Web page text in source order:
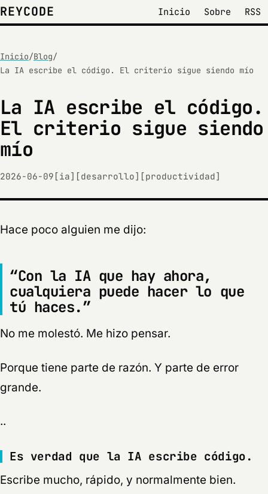
REYCODE Inicio Sobre RSS
Inicio/Blog/
La IA escribe el código. El criterio sigue siendo mío
La IA escribe el código.
El criterio sigue siendo
mío
2026-06-09 [ia] [desarrollo] [productividad]
Hace poco alguien me dijo:
“Con la IA que hay ahora,
cualquiera puede hacer lo que
tú haces.”
No me molestó. Me hizo pensar.
Porque tiene parte de razón. Y parte de error
grande.
..
Es verdad que la IA escribe código.
Escribe mucho, rápido, y normalmente bien.